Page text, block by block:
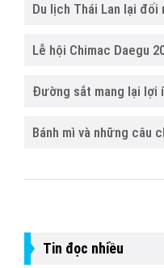
Du lịch Thái Lan lại đối
Lễ hội Chimac Daegu
Đường sắt mang lại lợi
Bánh mì và những câu
Tin đọc nhiều